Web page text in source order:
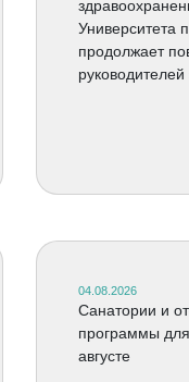
Университета
продолжает
04.08.2026
Санатории и
программы
августе